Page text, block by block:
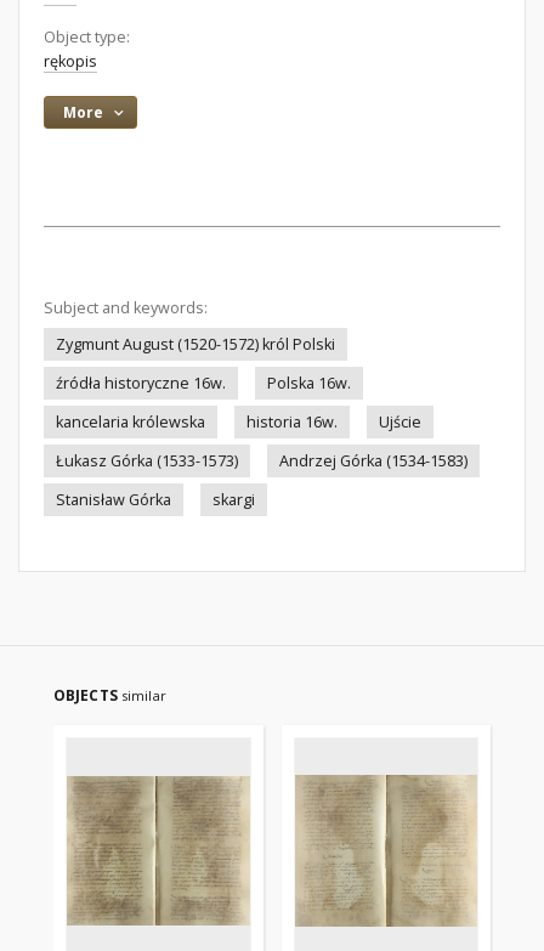
Object type:
rękopis
More
Subject and keywords:
Zygmunt August (1520-1572) król Polski
źródła historyczne 16w.
Polska 16w.
kancelaria królewska
historia 16w.
Ujście
Łukasz Górka (1533-1573)
Andrzej Górka (1534-1583)
Stanisław Górka
skargi
OBJECTS similar